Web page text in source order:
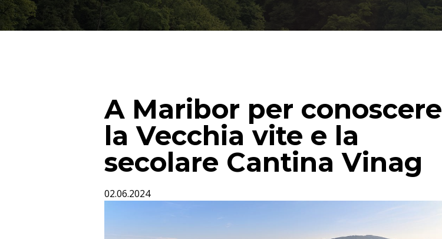
A Maribor per conoscere
la Vecchia vite e la
secolare Cantina Vinag
02.06.2024